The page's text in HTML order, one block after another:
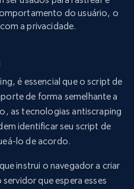
do usuário, o
a privacidade.
é essencial que o script de
de forma semelhante a
as tecnologias antiscraping
identificar seu script de
lo de acordo.
instrui o navegador a criar
que espera esses